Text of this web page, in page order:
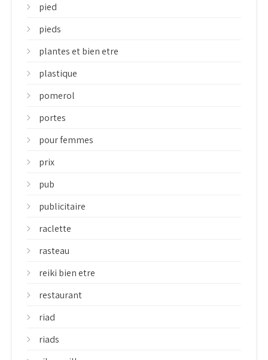
pied
pieds
plantes et bien etre
plastique
pomerol
portes
pour femmes
prix
pub
publicitaire
raclette
rasteau
reiki bien etre
restaurant
riad
riads